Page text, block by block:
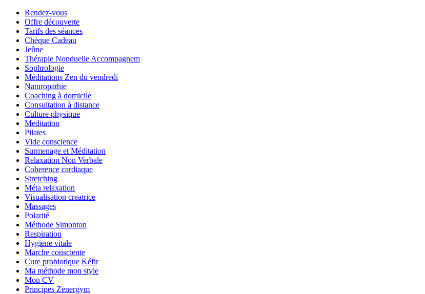
Rendez-vous
Offre découverte
Tarifs des séances
Chèque Cadeau
Jeûne
Thérapie Nonduelle Accompagnem
Sophrologie
Méditations Zen du vendredi
Naturopathie
Coaching à domicile
Consultation à distance
Culture physique
Meditation
Pilates
Vide conscience
Surmenage et Méditation
Relaxation Non Verbale
Coherence cardiaque
Stretching
Méta relaxation
Visualisation creatrice
Massages
Polarité
Méthode Simonton
Respiration
Hygiene vitale
Marche consciente
Cure probiotique Kéfir
Ma méthode mon style
Mon CV
Principes Zenergym